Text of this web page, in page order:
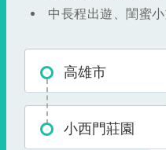
中長程出遊、閨蜜
高雄市
小西門莊園